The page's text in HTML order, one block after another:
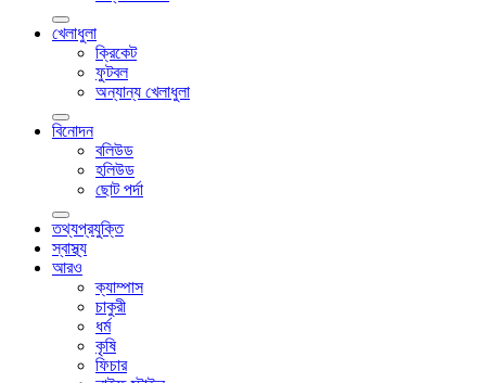
খেলাধুলা
ক্রিকেট
ফুটবল
অন্যান্য খেলাধুলা
বিনোদন
বলিউড
হলিউড
ছোট পর্দা
তথ্যপ্রযুক্তি
স্বাস্থ্য
আরও
ক্যাম্পাস
চাকুরী
ধর্ম
কৃষি
ফিচার